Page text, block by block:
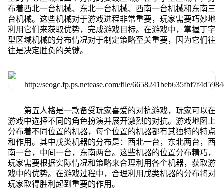
布着西北一台机械、东北一台机械、西南一台机械和东南三
台机械。这些机械对于游戏进程非常重要，玩家需要巧妙地
利用它们来获取优势，完成游戏目标。在游戏中，掌握丁字
型区域机械的分布情况对于制定策略至关重要，因为它们往
往是决定胜负的关键。
第五人格是一款备受玩家喜爱的对抗游戏，玩家可以在
游戏中选择不同的角色扮演并展开激烈的对抗。游戏地图上
分布着不同位置的机器，每个位置的机器都有其独特的特点
和作用。其中戊类机器的分布是：西北一台，东北两台，西
南一台，中间一台，东南两台。这些机器的位置分布精巧，
玩家需要根据实际情况和策略来合理利用各个机器，获取游
戏中的优势。在游戏过程中，合理利用戊类机器的分布将对
玩家取得胜利起到重要的作用。